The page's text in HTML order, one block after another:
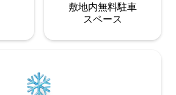
敷地内無料駐⁠車
ス⁠ペ⁠ー⁠ス